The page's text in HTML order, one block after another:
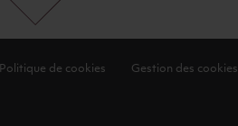
Politique de cookies Gestion des cookies